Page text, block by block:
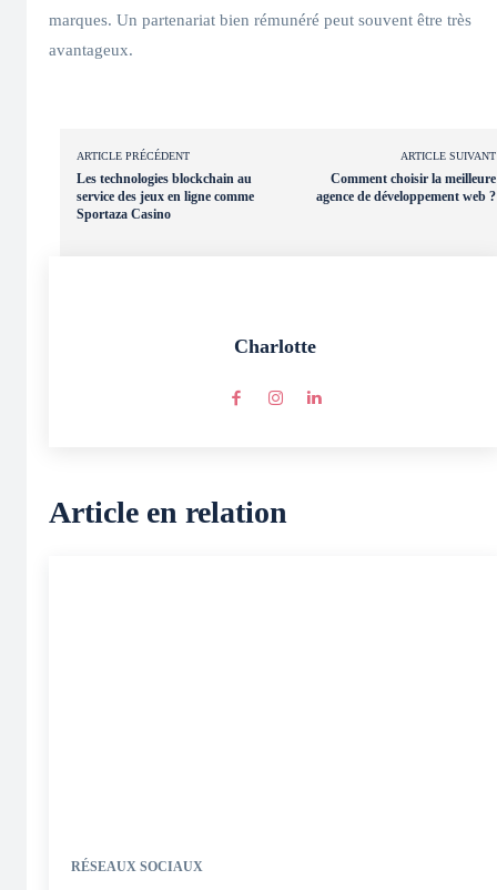
marques. Un partenariat bien rémunéré peut souvent être très
avantageux.
ARTICLE PRÉCÉDENT
Les technologies blockchain au
service des jeux en ligne comme
Sportaza Casino
ARTICLE SUIVANT
Comment choisir la meilleure
agence de développement web ?
Charlotte
Article en relation
RÉSEAUX SOCIAUX